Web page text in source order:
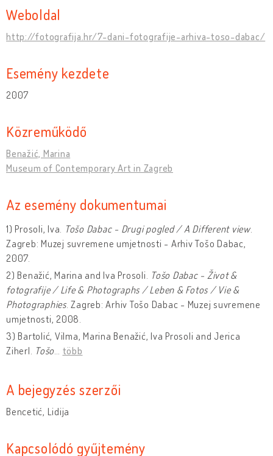
Weboldal
http://fotografija.hr/7-dani-fotografije-arhiva-toso-dabac/
Esemény kezdete
2007
Közreműködő
Benažić, Marina
Museum of Contemporary Art in Zagreb
Az esemény dokumentumai
1) Prosoli, Iva. Tošo Dabac - Drugi pogled / A Different view.
Zagreb: Muzej suvremene umjetnosti - Arhiv Tošo Dabac,
2007.
2) Benažić, Marina and Iva Prosoli. Tošo Dabac - Život &
fotografije / Life & Photographs / Leben & Fotos / Vie &
Photographies. Zagreb: Arhiv Tošo Dabac - Muzej suvremene
umjetnosti, 2008.
3) Bartolić, Vilma, Marina Benažić, Iva Prosoli and Jerica
Ziherl. Tošo több
A bejegyzés szerzői
Bencetić, Lidija
Kapcsolódó gyűjtemény